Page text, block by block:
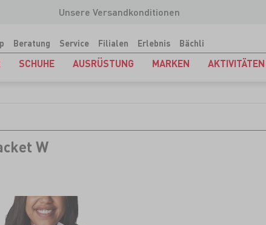
Unsere Versandkonditionen
Beratung Service Filialen Erlebnis Bächli
SCHUHE AUSRÜSTUNG MARKEN AKTIVITÄTEN
W